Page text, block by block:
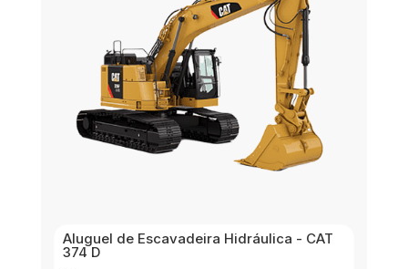
Aluguel de Escavadeira Hidráulica - CAT
374 D